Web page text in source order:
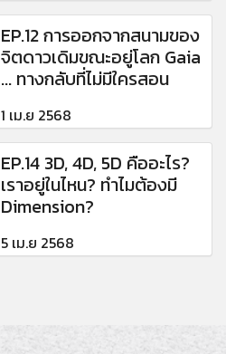
EP.12 การออกจากสนามของ
จิตดาวเดิมขณะอยู่โลก Gaia
... ทางกลับที่ไม่มีใครสอน
1 เม.ย 2568
EP.14 3D, 4D, 5D คืออะไร?
เราอยู่ในไหน? ทำไมต้องมี
Dimension?
5 เม.ย 2568